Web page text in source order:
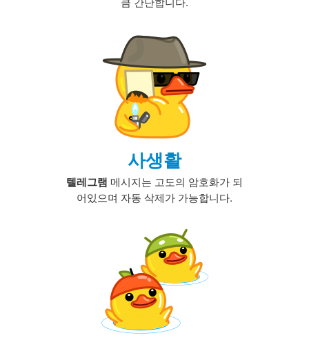
사생활
텔레그램 메시지는 고도의 암호화가 되
어있으며 자동 삭제가 가능합니다.